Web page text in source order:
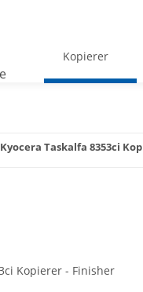
Kopierer
Kyocera Taskalfa 8353ci